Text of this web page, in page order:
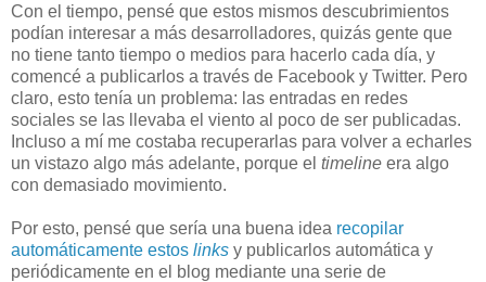
Con el tiempo, pensé que estos mismos descubrimientos
podían interesar a más desarrolladores, quizás gente que
no tiene tanto tiempo o medios para hacerlo cada día, y
comencé a publicarlos a través de Facebook y Twitter. Pero
claro, esto tenía un problema: las entradas en redes
sociales se las llevaba el viento al poco de ser publicadas.
Incluso a mí me costaba recuperarlas para volver a echarles
un vistazo algo más adelante, porque el timeline era algo
con demasiado movimiento.
Por esto, pensé que sería una buena idea recopilar
automáticamente estos links y publicarlos automática y
periódicamente en el blog mediante una serie de